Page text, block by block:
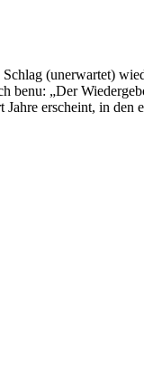
(unerwartet)
„Der
Jahre erscheint, in